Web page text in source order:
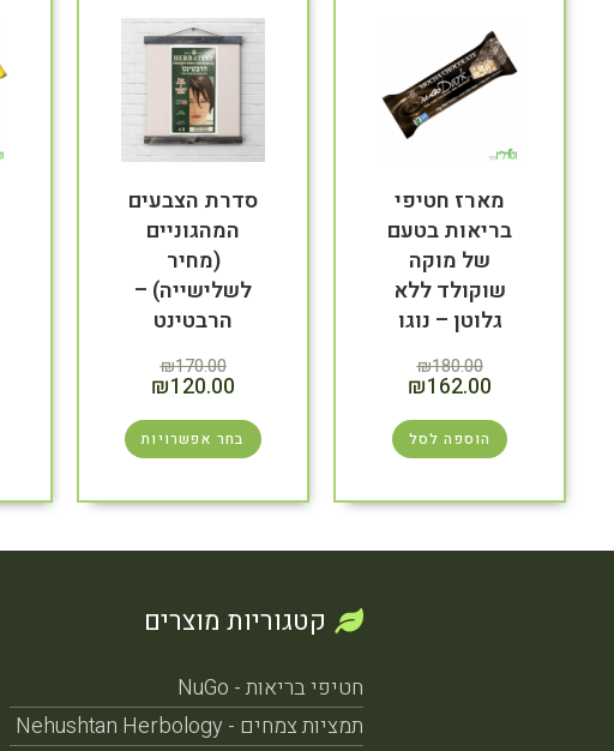
מארז חטיפי
בריאות בטעם
של מוקה
שוקולד ללא
גלוטן – נוגו
₪180.00
₪162.00
הוספה לסל
סדרת הצבעים
המהגוניים
(מחיר
לשלישייה) –
הרבטינט
₪170.00
₪120.00
בחר אפשרויות
קטגוריות מוצרים
חטיפי בריאות - NuGo
תמציות צמחים - Nehushtan Herbology